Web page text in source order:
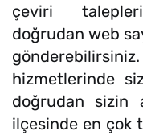
çeviri
doğrudan web
hizmetlerinde
doğrudan sizin
ilçesinde en çok